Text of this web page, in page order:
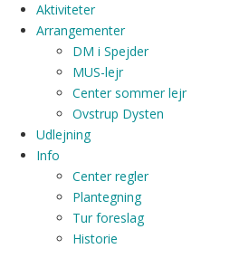
Aktiviteter
Arrangementer
DM i Spejder
MUS-lejr
Center sommer lejr
Ovstrup Dysten
Udlejning
Info
Center regler
Plantegning
Tur foreslag
Historie